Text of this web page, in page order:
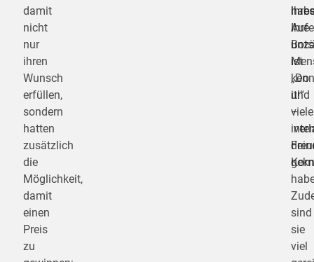
damit
nicht
nur
ihren
Wunsch
erfüllen,
sondern
hatten
zusätzlich
die
Möglichkeit,
damit
einen
Preis
zu
Ihre
ist
„Do
it!“
–
ihres
und
viele
sind
sie
viel